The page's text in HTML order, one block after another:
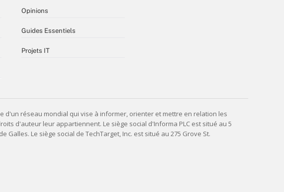
Opinions
Guides Essentiels
Projets IT